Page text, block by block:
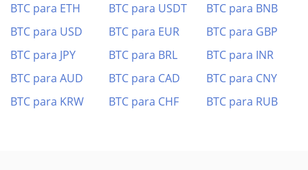
BTC para ETH BTC para USDT
BTC para BNB
BTC para USD
BTC para EUR
BTC para GBP
BTC para JPY
BTC para BRL
BTC para INR
BTC para AUD
BTC para CAD
BTC para CNY
BTC para KRW
BTC para CHF BTC para RUB